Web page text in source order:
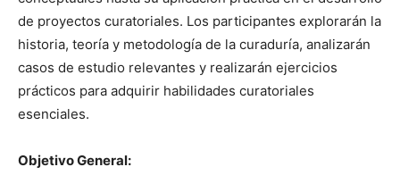
de proyectos curatoriales. Los participantes explorarán la
historia, teoría y metodología de la curaduría, analizarán
casos de estudio relevantes y realizarán ejercicios
prácticos para adquirir habilidades curatoriales
esenciales.
Objetivo General: